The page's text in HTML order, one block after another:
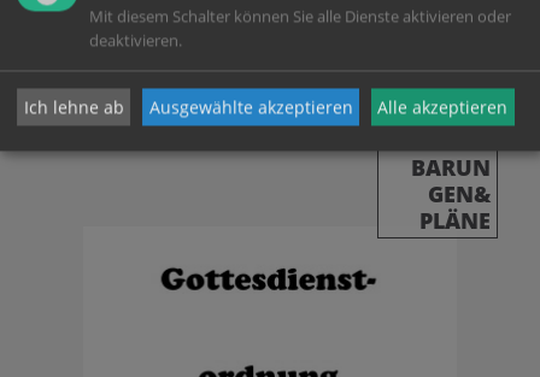
BARUN
GEN&
PLÄNE
Mit diesem Schalter können Sie alle Dienste aktivieren oder
deaktivieren.
Ich lehne ab Ausgewählte akzeptieren Alle akzeptieren